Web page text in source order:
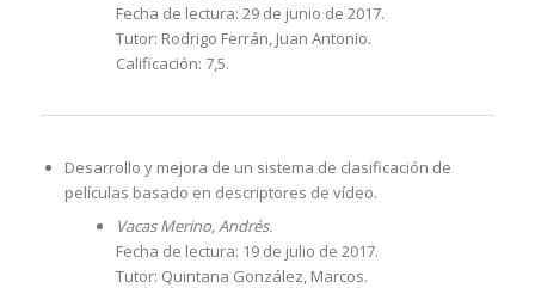
Fecha de lectura: 29 de junio de 2017.
Tutor: Rodrigo Ferrán, Juan Antonio.
Calificación: 7,5.
Desarrollo y mejora de un sistema de clasificación de
películas basado en descriptores de vídeo.
Vacas Merino, Andrés.
Fecha de lectura: 19 de julio de 2017.
Tutor: Quintana González, Marcos.